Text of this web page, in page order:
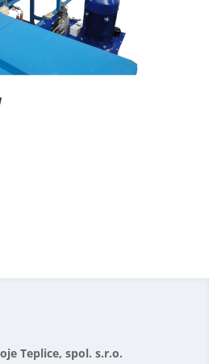
Teplice, spol. s.r.o.